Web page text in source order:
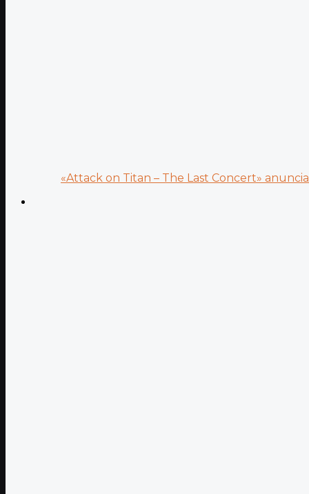
«Attack on Titan – The Last Concert»